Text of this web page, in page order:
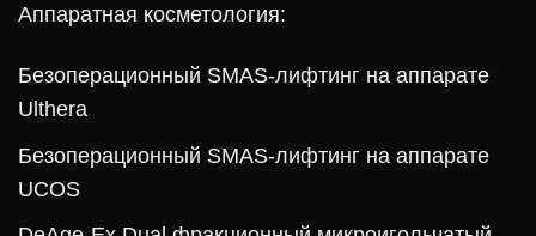
Аппаратная косметология:
Безоперационный SMAS-лифтинг на аппарате
Ulthera
Безоперационный SMAS-лифтинг на аппарате
UCOS